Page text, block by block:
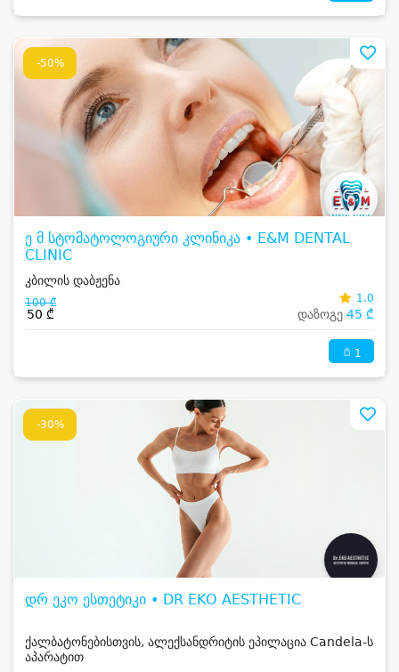
-50%
ე მ სტომატოლოგიური კლინიკა • E&M DENTAL
CLINIC
კბილის დაბჟენა
100 ₾
50 ₾
1.0
დაზოგე 45 ₾
1
-30%
დრ ეკო ესთეტიკი • DR EKO AESTHETIC
ქალბატონებისთვის, ალექსანდრიტის ეპილაცია Candela-ს
აპარატით